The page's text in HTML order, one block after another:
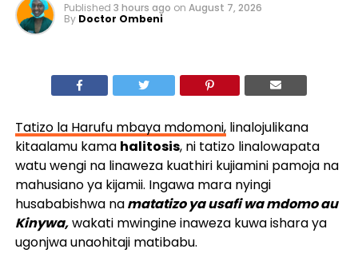
Published 3 hours ago on August 7, 2026
By Doctor Ombeni
Tatizo la Harufu mbaya mdomoni,linalojulikana
kitaalamu kama halitosis, ni tatizo linalowapata
watu wengi na linaweza kuathiri kujiamini pamoja na
mahusiano ya kijamii. Ingawa mara nyingi
husababishwa namatatizo ya usafi wa mdomo au
Kinywa,wakati mwingine inaweza kuwa ishara ya
ugonjwa unaohitaji matibabu.